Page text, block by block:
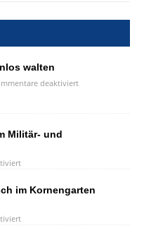
walten
deaktiviert
Militär- und
im Kornengarten